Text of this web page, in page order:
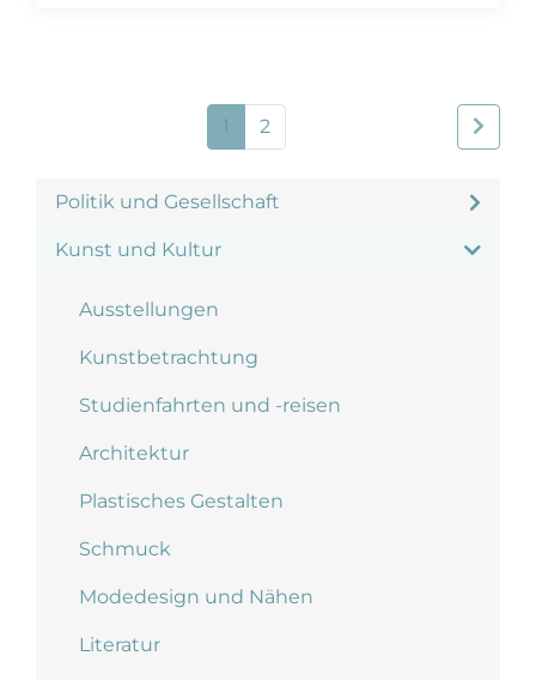
Politik und Gesellschaft
Kunst und Kultur
Ausstellungen
Kunstbetrachtung
Studienfahrten und -reisen
Architektur
Plastisches Gestalten
Schmuck
Modedesign und Nähen
Literatur
1 2